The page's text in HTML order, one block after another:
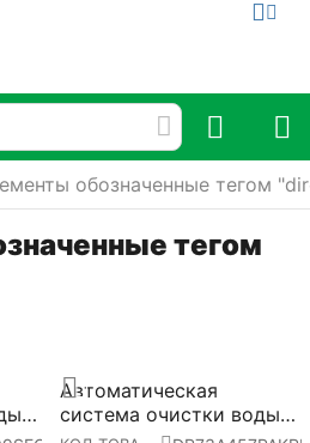
обозначенные тегом
тегом
Автоматическая
система очистки воды
Diron™ DR-457S Pro для